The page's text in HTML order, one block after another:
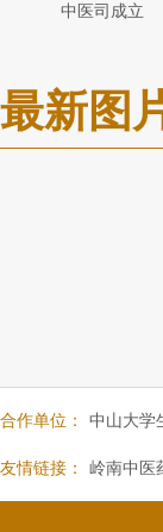
中医司成立
最新图
合作单位： 中山大学
友情链接： 岭南中医